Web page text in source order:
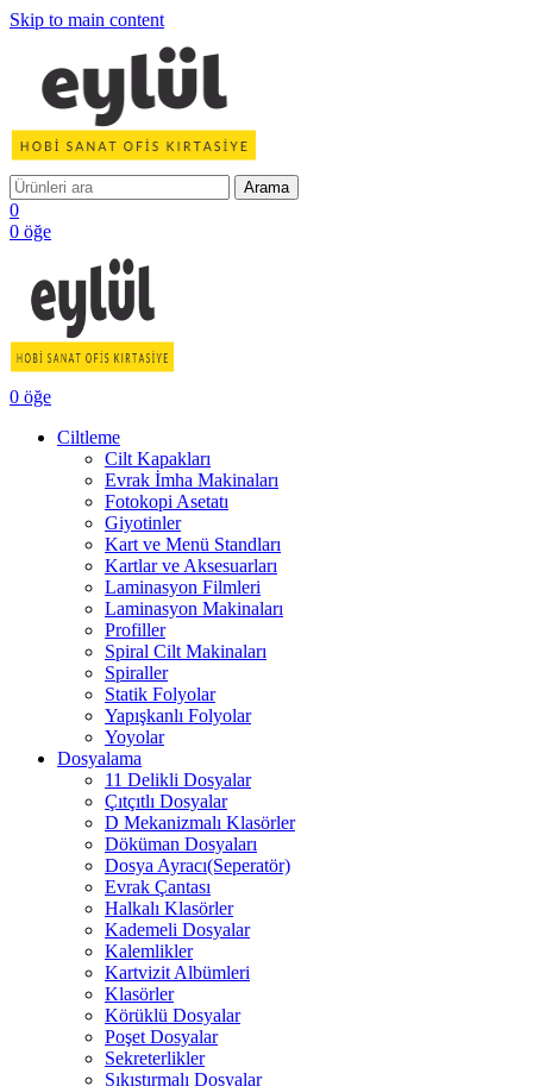
Skip to main content
Arama
0
0 öğe
0 öğe
Ciltleme
Cilt Kapakları
Evrak İmha Makinaları
Fotokopi Asetatı
Giyotinler
Kart ve Menü Standları
Kartlar ve Aksesuarları
Laminasyon Filmleri
Laminasyon Makinaları
Profiller
Spiral Cilt Makinaları
Spiraller
Statik Folyolar
Yapışkanlı Folyolar
Yoyolar
Dosyalama
11 Delikli Dosyalar
Çıtçıtlı Dosyalar
D Mekanizmalı Klasörler
Döküman Dosyaları
Dosya Ayracı(Seperatör)
Evrak Çantası
Halkalı Klasörler
Kademeli Dosyalar
Kalemlikler
Kartvizit Albümleri
Klasörler
Körüklü Dosyalar
Poşet Dosyalar
Sekreterlikler
Sıkıştırmalı Dosyalar